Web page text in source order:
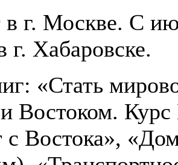
в г. Москве. С
г. Хабаровске.
«Стать
Востоком.
с Востока»,